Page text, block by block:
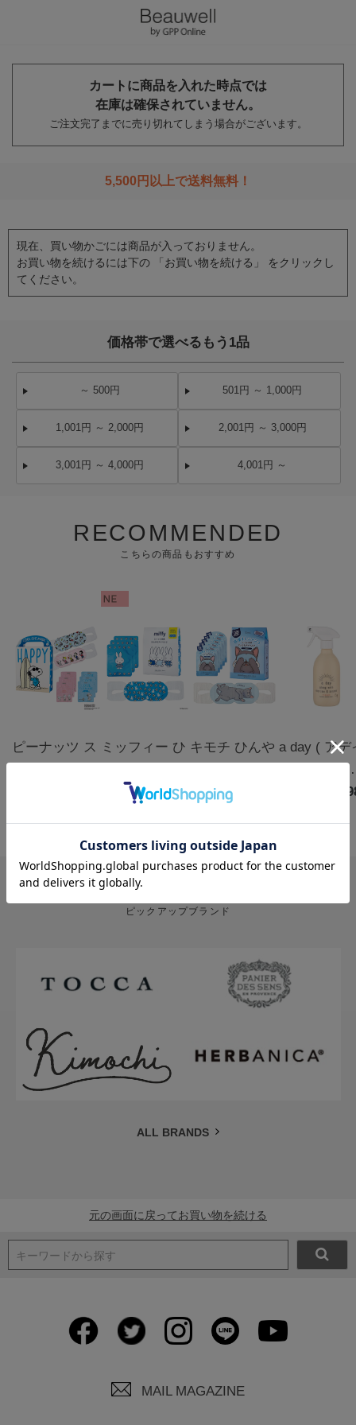
カートに商品を入れた時点では
在庫は確保されていません。
ご注文完了までに売り切れてしまう場合がございます。
5,500円以上で送料無料！
現在、買い物かごには商品が入っておりません。
お買い物を続けるには下の 「お買い物を続ける」 をクリックし
てください。
価格帯で選べるもう1品
～ 500円 501円 ～ 1,000円
1,001円 ～ 2,000円 2,001円 ～ 3,000円
3,001円 ～ 4,000円 4,001円 ～
RECOMMENDED
こちらの商品もおすすめ
ピーナッツ ス
ミッフィー ひ
スク3枚 カモ
￥770
キモチ ひんや
5枚 無香料
a day ( アデ
) アロマルー
ムミスト フ
￥
PICK UP BRAND
ピックアップブランド
ALL BRANDS
元の画面に戻ってお買い物を続ける
キーワードから探す
MAIL MAGAZINE